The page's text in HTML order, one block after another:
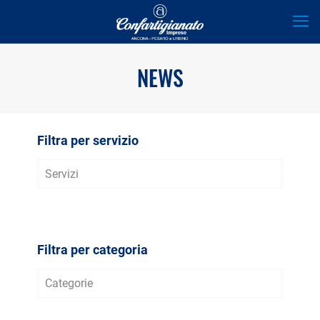
NEWS
Filtra per servizio
Servizi
Filtra per categoria
Categorie